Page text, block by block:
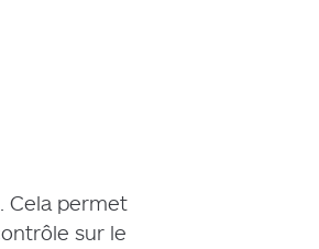
Cela permet
sur le